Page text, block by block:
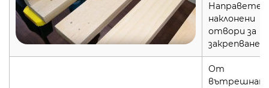
Направете
наклонени
отвори за
закрепване
От